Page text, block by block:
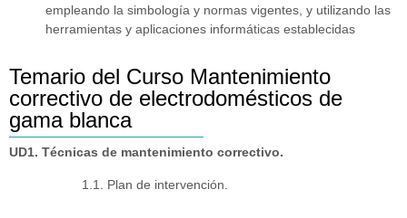
empleando la simbología y normas vigentes, y utilizando las
herramientas y aplicaciones informáticas establecidas
Temario del Curso Mantenimiento
correctivo de electrodomésticos de
gama blanca
UD1. Técnicas de mantenimiento correctivo.
1.1. Plan de intervención.